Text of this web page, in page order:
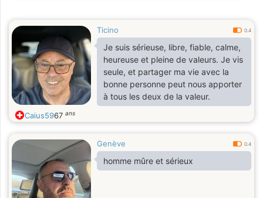
Ticino 0.4
Je suis sérieuse, libre, fiable, calme,
heureuse et pleine de valeurs. Je vis
seule, et partager ma vie avec la
bonne personne peut nous apporter
à tous les deux de la valeur.
Caius5967 ans
Genève 0.4
homme mûre et sérieux